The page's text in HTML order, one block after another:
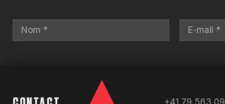
+41 79 563 09